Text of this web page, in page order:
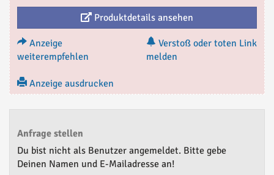
Produktdetails ansehen
Anzeige
weiterempfehlen
Verstoß oder toten Link
melden
Anzeige ausdrucken
Anfrage stellen
Du bist nicht als Benutzer angemeldet. Bitte gebe
Deinen Namen und E-Mailadresse an!